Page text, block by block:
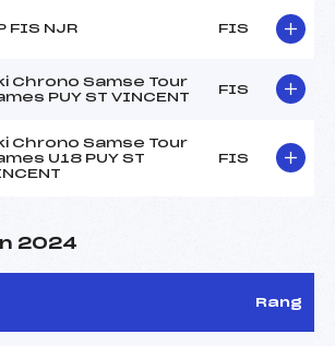
FIS NJR FIS
Chrono Samse Tour
PUY ST VINCENT
FIS
Chrono Samse Tour
U18 PUY ST
FIS
2024
Rang